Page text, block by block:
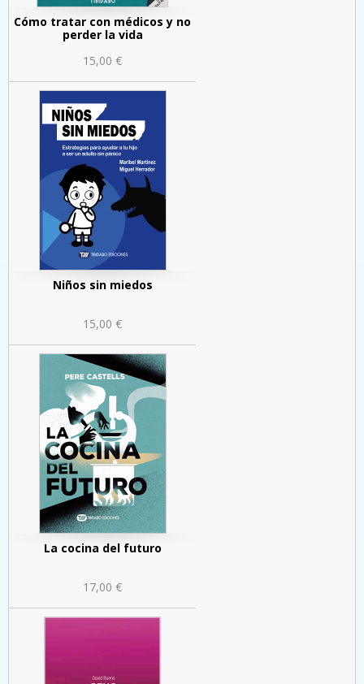
Cómo tratar con médicos y no
perder la vida
15,00 €
Niños sin miedos
15,00 €
La cocina del futuro
17,00 €